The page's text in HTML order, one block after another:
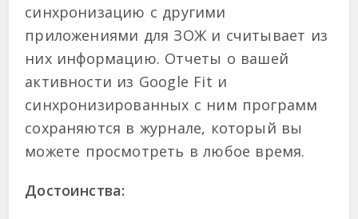
синхронизацию с другими
приложениями для ЗОЖ и считывает из
них информацию. Отчеты о вашей
активности из Google Fit и
синхронизированных с ним программ
сохраняются в журнале, который вы
можете просмотреть в любое время.
Достоинства: